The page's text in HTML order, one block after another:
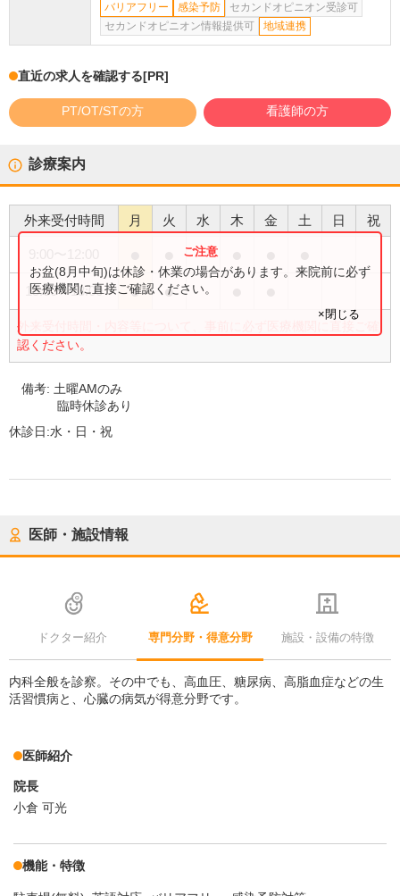
バリアフリー
感染予防
セカンドオピニオン受診可
セカンドオピニオン情報提供可
地域連携
直近の求人を確認する[PR]
PT/OT/STの方 看護師の方
診療案内
外来受付時間 月 火 水 木 金 土 日 祝
15:00〜18:00 ● ●
外来受付時間・内容等について、事前に必ず医療機関に直接ご確
認ください。
お盆(8月中旬)は休診・休業の場合があります。来院前に必ず
医療機関に直接ご確認ください。
×閉じる
備考: 土曜AMのみ
臨時休診あり
休診日:水・日・祝
医師・施設情報
ドクター紹介 専門分野・得意分野 施設・設備の特徴
内科全般を診察。その中でも、高血圧、糖尿病、高脂血症などの生
活習慣病と、心臓の病気が得意分野です。
医師紹介
院長
小倉 可光
機能・特徴